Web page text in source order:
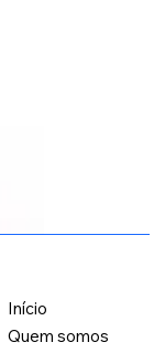
Início
Quem somos